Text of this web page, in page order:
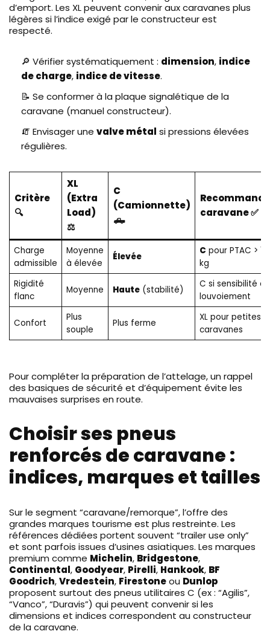
d’emport. Les XL peuvent convenir aux caravanes plus
légères si l’indice exigé par le constructeur est
respecté.
🔎 Vérifier systématiquement : dimension, indice
de charge, indice de vitesse.
📝 Se conformer à la plaque signalétique de la
caravane (manuel constructeur).
🧯 Envisager une valve métal si pressions élevées
régulières.
Critère
🔍
XL
(Extra
Load)
⚖️
C
(Camionnette)
🛻
caravane ✅
Charge
admissible
Moyenne
à élevée
Élevée
Cpour PTAC > 1
kg
Rigidité
flanc
Moyenne Haute(stabilité)
C si sensibilité au
louvoiement
Confort
Plus
souple
Plus ferme
XL pour petites
caravanes
Pour compléter la préparation de l’attelage, un rappel
des basiques de sécurité et d’équipement évite les
mauvaises surprises en route.
Choisir ses pneus
renforcés de caravane :
indices, marques et tailles
Sur le segment “caravane/remorque”, l’offre des
grandes marques tourisme est plus restreinte. Les
références dédiées portent souvent “trailer use only”
et sont parfois issues d’usines asiatiques. Les marques
premium comme Michelin, Bridgestone,
Continental, Goodyear, Pirelli, Hankook, BF
Goodrich,Vredestein, Firestoneou Dunlop
proposent surtout des pneus utilitaires C (ex : “Agilis”,
“Vanco”, “Duravis”) qui peuvent convenir si les
dimensions et indices correspondent au constructeur
de la caravane.